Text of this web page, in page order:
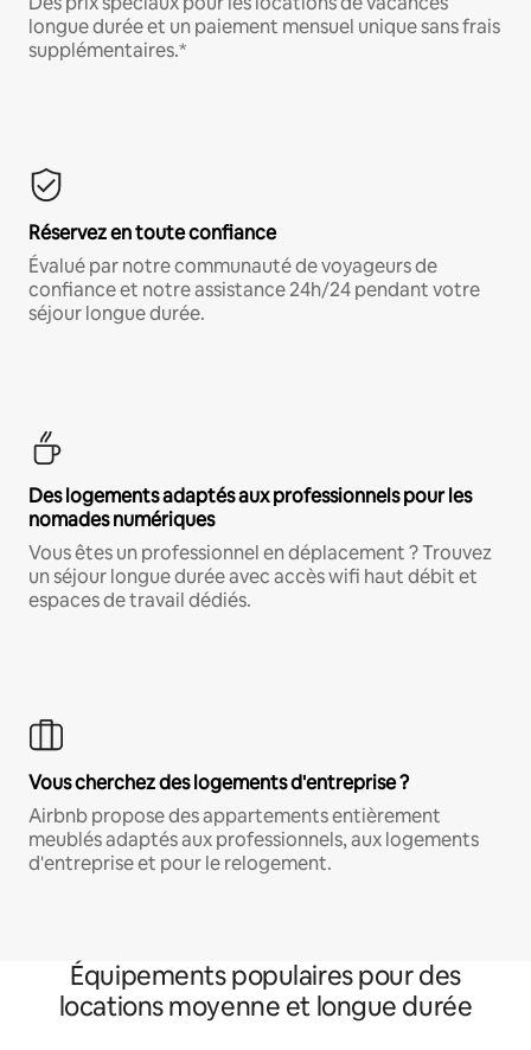
longue durée et un paiement mensuel unique sans frais
supplémentaires.*
Réservez en toute confiance
Évalué par notre communauté de voyageurs de
confiance et notre assistance 24h/24 pendant votre
séjour longue durée.
Des logements adaptés aux professionnels pour les
nomades numériques
Vous êtes un professionnel en déplacement ? Trouvez
un séjour longue durée avec accès wifi haut débit et
espaces de travail dédiés.
Vous cherchez des logements d'entreprise ?
Airbnb propose des appartements entièrement
meublés adaptés aux professionnels, aux logements
d'entreprise et pour le relogement.
Équipements populaires pour des
locations moyenne et longue durée